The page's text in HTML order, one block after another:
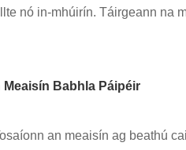
nó in-mhúirín. Táirgeann na
Babhla Páipéir
an meaisín ag beathú